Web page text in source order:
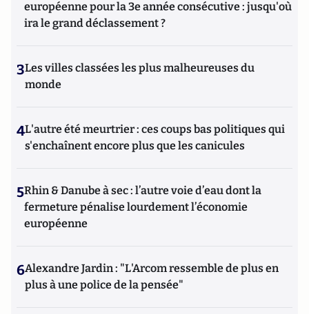
européenne pour la 3e année consécutive : jusqu'où
ira le grand déclassement ?
3Les villes classées les plus malheureuses du
monde
4L'autre été meurtrier : ces coups bas politiques qui
s'enchaînent encore plus que les canicules
5Rhin & Danube à sec : l’autre voie d’eau dont la
fermeture pénalise lourdement l’économie
européenne
6Alexandre Jardin : "L'Arcom ressemble de plus en
plus à une police de la pensée"